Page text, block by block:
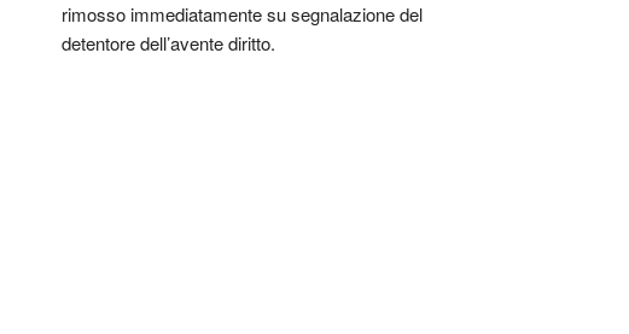
rimosso immediatamente su segnalazione del
detentore dell’avente diritto.